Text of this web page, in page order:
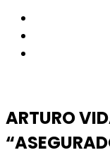
ARTURO